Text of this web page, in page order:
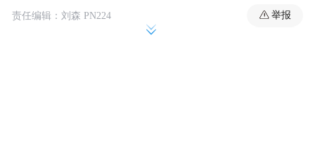
不过，CNN援引的美国前中情局特工贝尔却
责任编辑：刘森 PN224 举报